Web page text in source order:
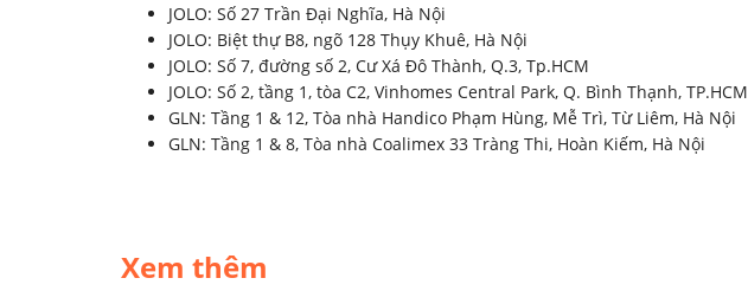
JOLO: Số 27 Trần Đại Nghĩa, Hà Nội
JOLO: Biệt thự B8, ngõ 128 Thụy Khuê, Hà Nội
JOLO: Số 7, đường số 2, Cư Xá Đô Thành, Q.3, Tp.HCM
JOLO: Số 2, tầng 1, tòa C2, Vinhomes Central Park, Q. Bình Thạnh, TP.HCM
GLN: Tầng 1 & 12, Tòa nhà Handico Phạm Hùng, Mễ Trì, Từ Liêm, Hà Nội
GLN: Tầng 1 & 8, Tòa nhà Coalimex 33 Tràng Thi, Hoàn Kiếm, Hà Nội
Xem thêm